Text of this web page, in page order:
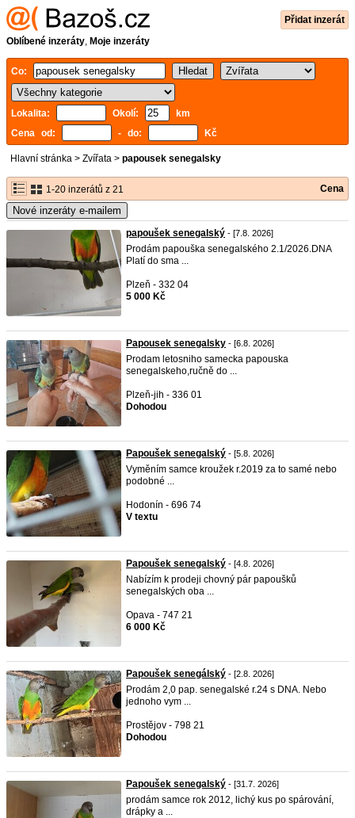
Přidat inzerát
Oblíbené inzeráty, Moje inzeráty
Co:
Lokalita: Okolí:
km
Cena od:
- do: Kč
Hlavní stránka > Zvířata > papousek senegalsky
1-20 inzerátů z 21 Cena
Nové inzeráty e-mailem
papoušek senegalský - [7.8. 2026]
Prodám papouška senegalského 2.1/2026.DNA
Platí do sma ...
Plzeň - 332 04
5 000 Kč
Papousek senegalsky - [6.8. 2026]
Prodam letosniho samecka papouska
senegalskeho,ručně do ...
Plzeň-jih - 336 01
Dohodou
Papoušek senegalský - [5.8. 2026]
Vyměním samce kroužek r.2019 za to samé nebo
podobné ...
Hodonín - 696 74
V textu
Papoušek senegalský - [4.8. 2026]
Nabízím k prodeji chovný pár papoušků
senegalských oba ...
Opava - 747 21
6 000 Kč
Papoušek senegálský - [2.8. 2026]
Prodám 2,0 pap. senegalské r.24 s DNA. Nebo
jednoho vym ...
Prostějov - 798 21
Dohodou
Papoušek senegalský - [31.7. 2026]
prodám samce rok 2012, lichý kus po spárování,
drápky a ...